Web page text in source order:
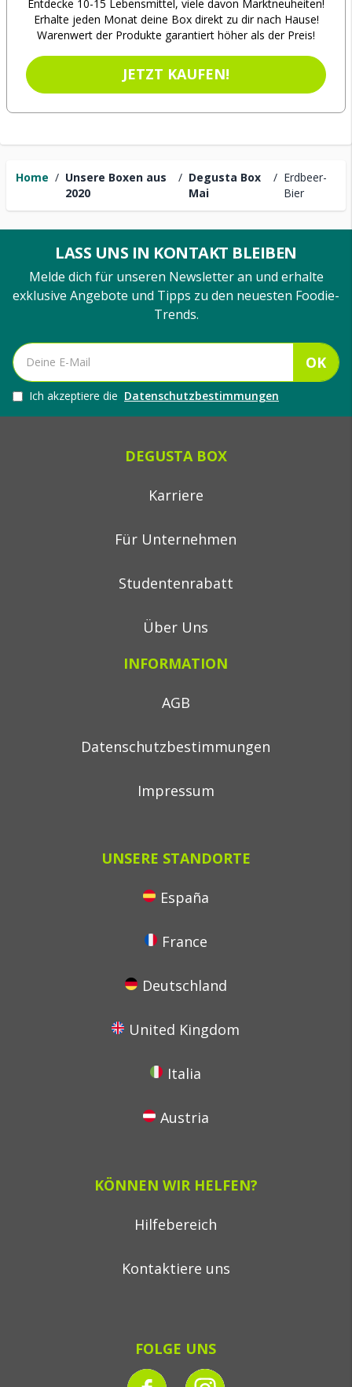
Home / Unsere Boxen aus
2020
/ Degusta Box
Mai
/ Erdbeer-
Bier
Entdecke 10-15 Lebensmittel, viele davon Marktneuheiten!
Erhalte jeden Monat deine Box direkt zu dir nach Hause!
Warenwert der Produkte garantiert höher als der Preis!
JETZT KAUFEN!
LASS UNS IN KONTAKT BLEIBEN
Melde dich für unseren Newsletter an und erhalte
exklusive Angebote und Tipps zu den neuesten Foodie-
Trends.
OK
Ich akzeptiere die Datenschutzbestimmungen
DEGUSTA BOX
Karriere
Für Unternehmen
Studentenrabatt
Über Uns
INFORMATION
AGB
Datenschutzbestimmungen
Impressum
UNSERE STANDORTE
España
France
Deutschland
United Kingdom
Italia
Austria
KÖNNEN WIR HELFEN?
Hilfebereich
Kontaktiere uns
FOLGE UNS